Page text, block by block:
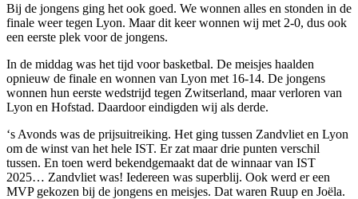
Bij de jongens ging het ook goed. We wonnen alles en stonden in de
finale weer tegen Lyon. Maar dit keer wonnen wij met 2-0, dus ook
een eerste plek voor de jongens.
In de middag was het tijd voor basketbal. De meisjes haalden
opnieuw de finale en wonnen van Lyon met 16-14. De jongens
wonnen hun eerste wedstrijd tegen Zwitserland, maar verloren van
Lyon en Hofstad. Daardoor eindigden wij als derde.
‘s Avonds was de prijsuitreiking. Het ging tussen Zandvliet en Lyon
om de winst van het hele IST. Er zat maar drie punten verschil
tussen. En toen werd bekendgemaakt dat de winnaar van IST
2025… Zandvliet was! Iedereen was superblij. Ook werd er een
MVP gekozen bij de jongens en meisjes. Dat waren Ruup en Joëla.